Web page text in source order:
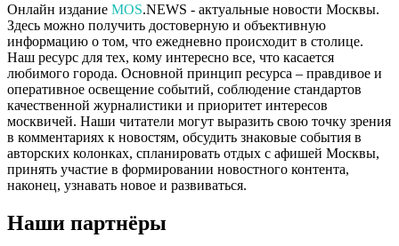
Онлайн издание MOS.NEWS - актуальные новости Москвы.
Здесь можно получить достоверную и объективную
информацию о том, что ежедневно происходит в столице.
Наш ресурс для тех, кому интересно все, что касается
любимого города. Основной принцип ресурса – правдивое и
оперативное освещение событий, соблюдение стандартов
качественной журналистики и приоритет интересов
москвичей. Наши читатели могут выразить свою точку зрения
в комментариях к новостям, обсудить знаковые события в
авторских колонках, спланировать отдых с афишей Москвы,
принять участие в формировании новостного контента,
наконец, узнавать новое и развиваться.
Наши партнёры